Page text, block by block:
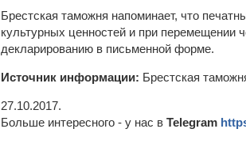
Брестская таможня напоминает, что
культурных ценностей и при перемещении
декларированию в письменной форме.
Источник информации: Брестская
27.10.2017.
Больше интересного - у нас в Telegram